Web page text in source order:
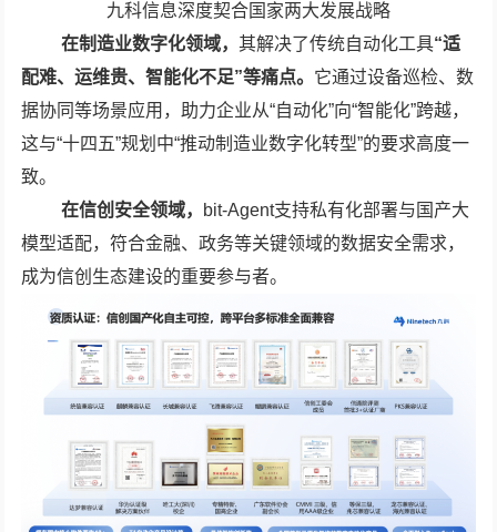
九科信息深度契合国家两大发展战略
在制造业数字化领域，其解决了传统自动化工具“适
配难、运维贵、智能化不足”等痛点。 它通过设备巡检、数
据协同等场景应用，助力企业从“自动化”向“智能化”跨越，
这与“十四五”规划中“推动制造业数字化转型”的要求高度一
致。
在信创安全领域， bit-Agent支持私有化部署与国产大
模型适配，符合金融、政务等关键领域的数据安全需求，
成为信创生态建设的重要参与者。